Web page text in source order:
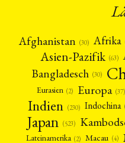
Afghanistan (30) Afrika
Asien-Pazifik (63)
Bangladesch (30)
Eurasien (2) Europa (37)
Indien (230) Indochina
Japan (523)
Lateinamerika (2) Macau (4)